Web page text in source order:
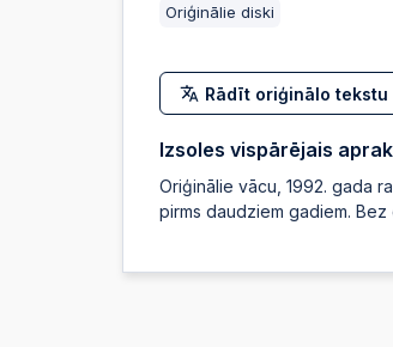
Oriģinālie diski
Rādīt oriģinālo tekstu
Izsoles vispārējais
Oriģinālie vācu, 1992. gada
pirms daudziem gadiem.